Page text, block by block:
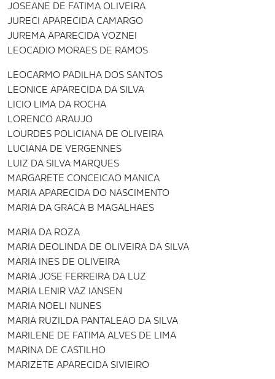
JOSEANE DE FATIMA OLIVEIRA
JURECI APARECIDA CAMARGO
JUREMA APARECIDA VOZNEI
LEOCADIO MORAES DE RAMOS
LEOCARMO PADILHA DOS SANTOS
LEONICE APARECIDA DA SILVA
LICIO LIMA DA ROCHA
LORENCO ARAUJO
LOURDES POLICIANA DE OLIVEIRA
LUCIANA DE VERGENNES
LUIZ DA SILVA MARQUES
MARGARETE CONCEICAO MANICA
MARIA APARECIDA DO NASCIMENTO
MARIA DA GRACA B MAGALHAES
MARIA DA ROZA
MARIA DEOLINDA DE OLIVEIRA DA SILVA
MARIA INES DE OLIVEIRA
MARIA JOSE FERREIRA DA LUZ
MARIA LENIR VAZ IANSEN
MARIA NOELI NUNES
MARIA RUZILDA PANTALEAO DA SILVA
MARILENE DE FATIMA ALVES DE LIMA
MARINA DE CASTILHO
MARIZETE APARECIDA SIVIEIRO